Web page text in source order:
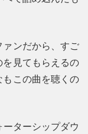
ァンだから、すご
見てもらえるの
この曲を聴くの
ターシップダウ